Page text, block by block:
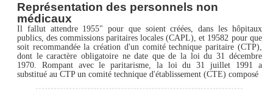
Représentation des personnels non
médicaux
Il fallut attendre 1955" pour que soient créées, dans les hôpitaux
publics, des commissions paritaires locales (CAPL), et 19582 pour que
soit recommandée la création d'un comité technique paritaire (CTP),
dont le caractère obligatoire ne date que de la loi du 31 décembre
1970. Rompant avec le paritarisme, la loi du 31 juillet 1991 a
substitué au CTP un comité technique d'établissement (CTE) composé